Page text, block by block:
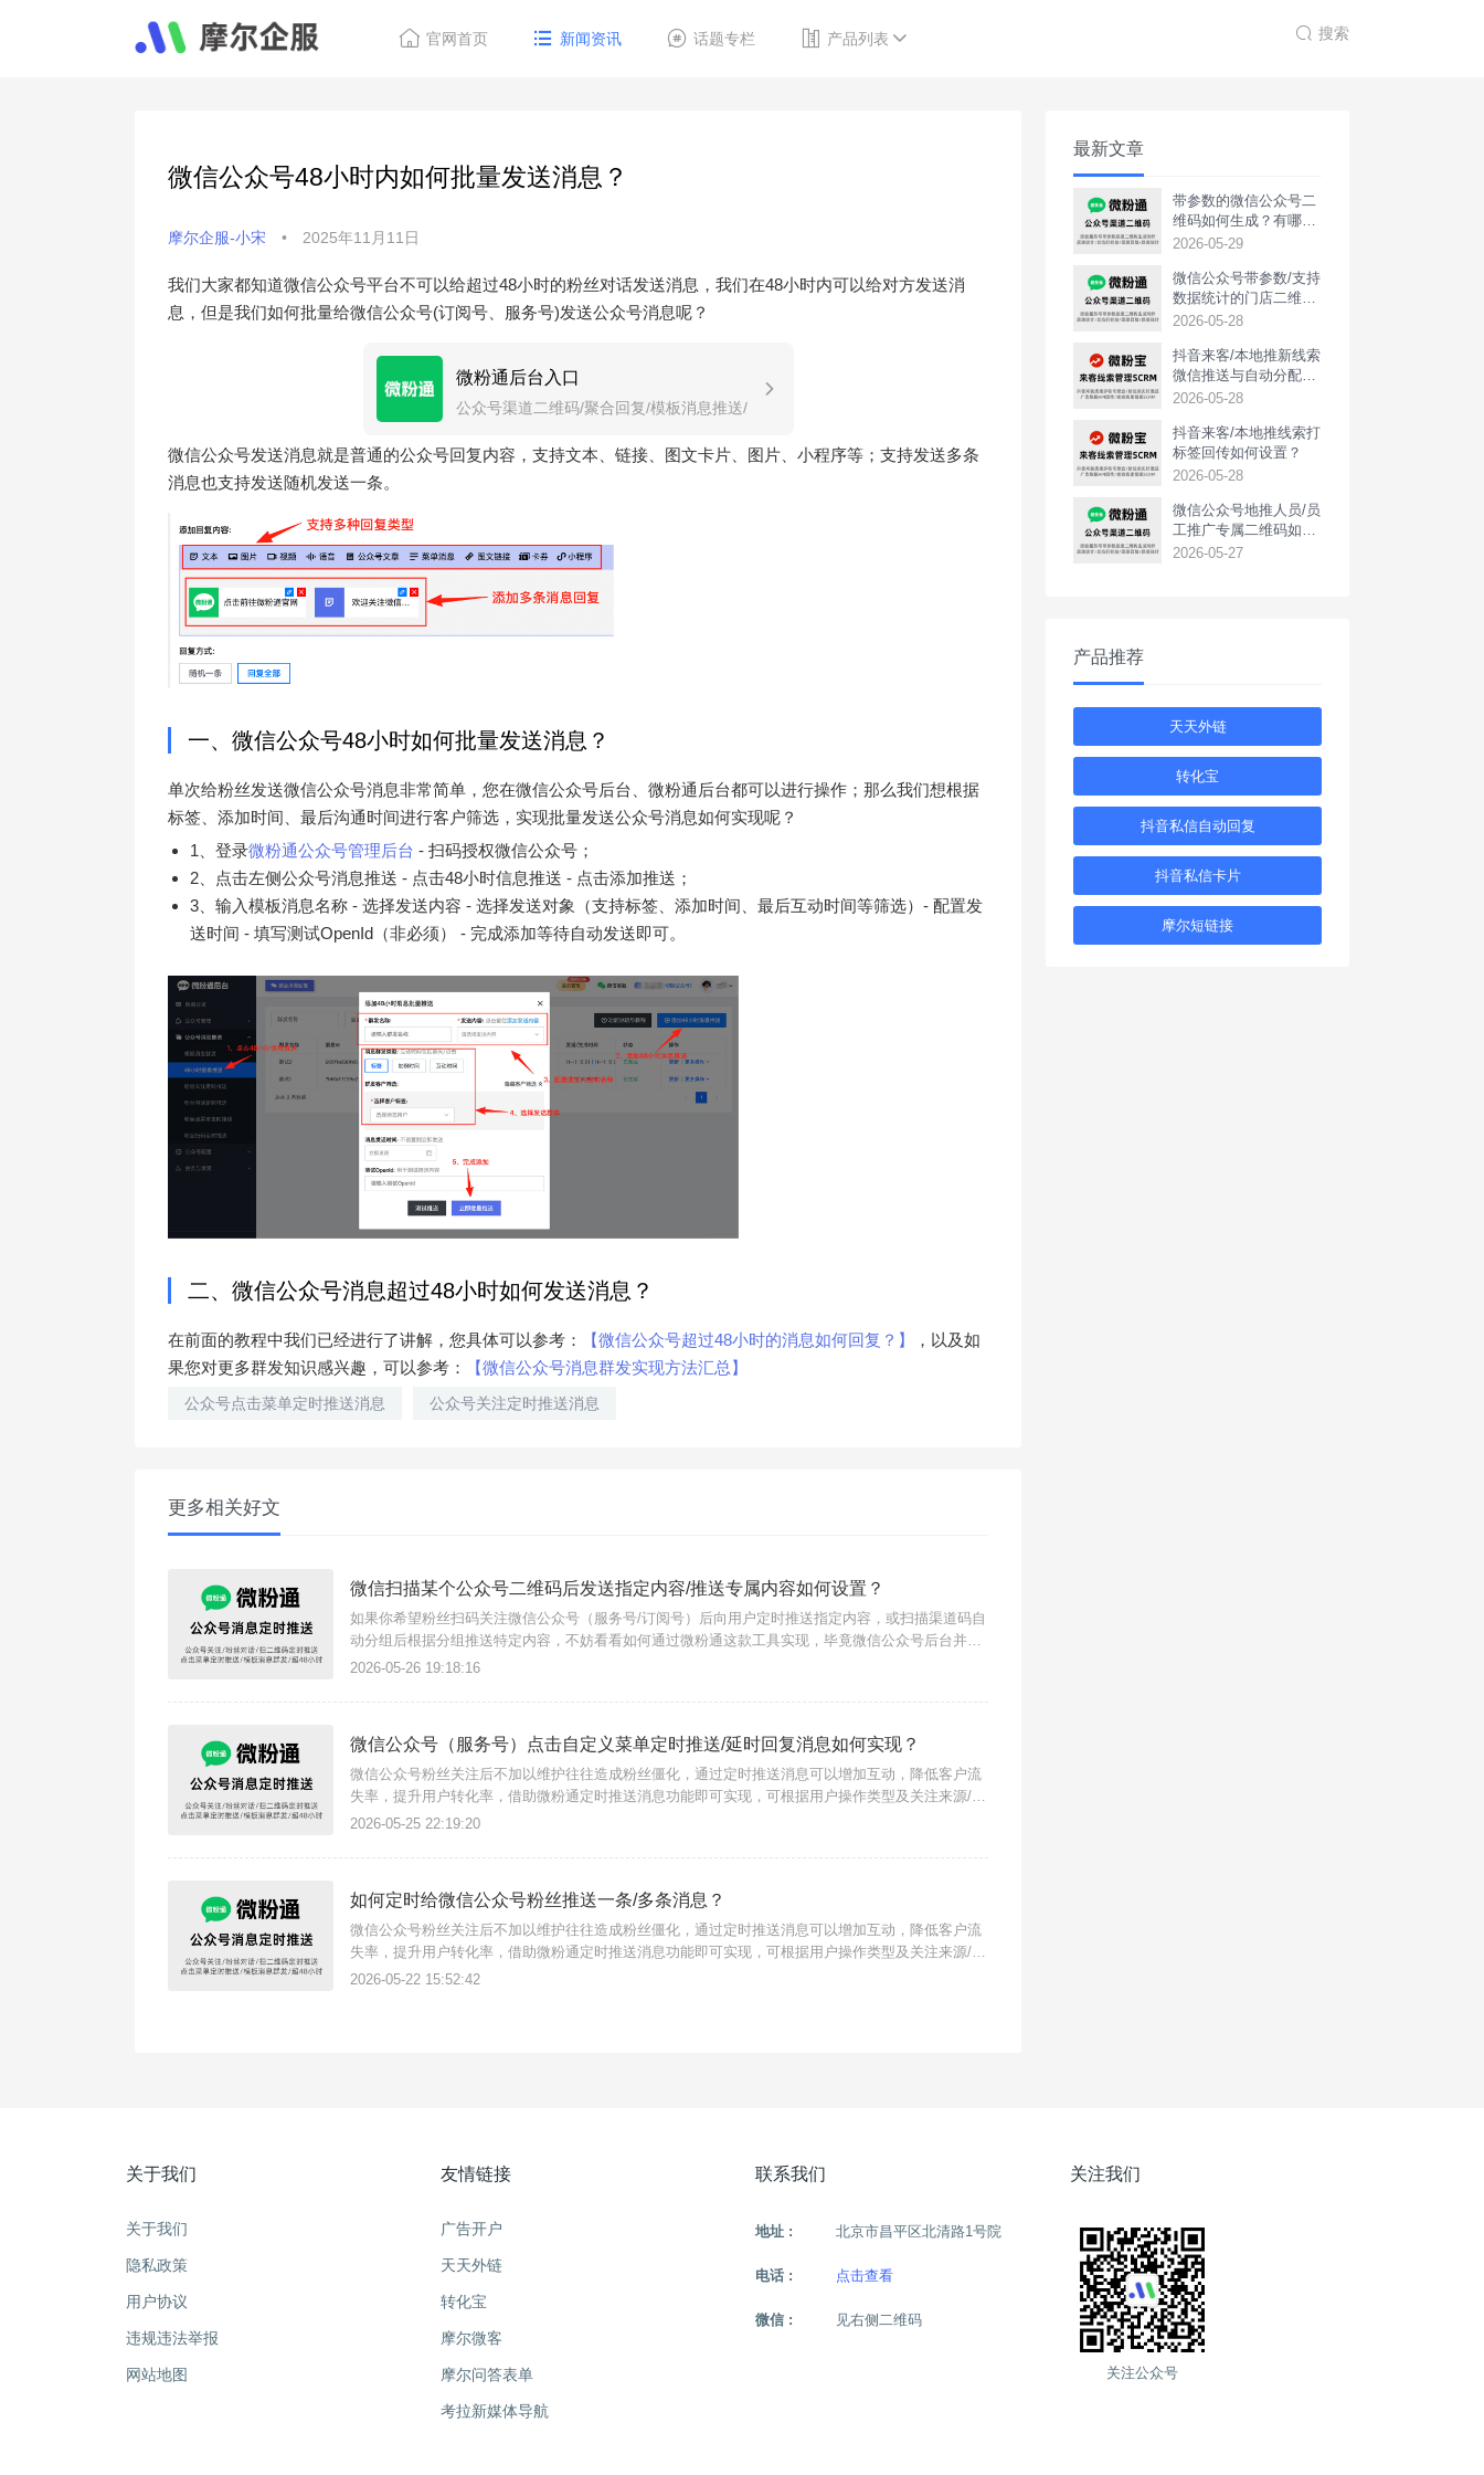
官网首页 新闻资讯 话题专栏 产品列表 搜索
微信公众号48小时内如何批量发送消息？
摩尔企服-小宋 • 2025年11月11日
我们大家都知道微信公众号平台不可以给超过48小时的粉丝对话发送消息，我们在48小时内可以给对方发送消
息，但是我们如何批量给微信公众号(订阅号、服务号)发送公众号消息呢？
微粉通后台入口
公众号渠道二维码/聚合回复/模板消息推送/
微信公众号发送消息就是普通的公众号回复内容，支持文本、链接、图文卡片、图片、小程序等；支持发送多条
消息也支持发送随机发送一条。
一、微信公众号48小时如何批量发送消息？
单次给粉丝发送微信公众号消息非常简单，您在微信公众号后台、微粉通后台都可以进行操作；那么我们想根据
标签、添加时间、最后沟通时间进行客户筛选，实现批量发送公众号消息如何实现呢？
1、登录微粉通公众号管理后台 - 扫码授权微信公众号；
2、点击左侧公众号消息推送 - 点击48小时信息推送 - 点击添加推送；
3、输入模板消息名称 - 选择发送内容 - 选择发送对象（支持标签、添加时间、最后互动时间等筛选）- 配置发
送时间 - 填写测试OpenId（非必须） - 完成添加等待自动发送即可。
二、微信公众号消息超过48小时如何发送消息？
在前面的教程中我们已经进行了讲解，您具体可以参考： 【微信公众号超过48小时的消息如何回复？】
，以及如
果您对更多群发知识感兴趣，可以参考：
【微信公众号消息群发实现方法汇总】
公众号点击菜单定时推送消息 公众号关注定时推送消息
更多相关好文
微信扫描某个公众号二维码后发送指定内容/推送专属内容如何设置？
如果你希望粉丝扫码关注微信公众号（服务号/订阅号）后向用户定时推送指定内容，或扫描渠道码自
动分组后根据分组推送特定内容，不妨看看如何通过微粉通这款工具实现，毕竟微信公众号后台并没
有扫码推送内容的功能，还是得借助工具来实现。粉丝扫某个二维码推送指定内容怎么配置？注册登
2026-05-26 19:18:16
微信公众号（服务号）点击自定义菜单定时推送/延时回复消息如何实现？
微信公众号粉丝关注后不加以维护往往造成粉丝僵化，通过定时推送消息可以增加互动，降低客户流
失率，提升用户转化率，借助微粉通定时推送消息功能即可实现，可根据用户操作类型及关注来源/标
签分组推送一条或多条消息，这种消息推送还不占用公众号消息群发次数。{微粉通}支持推送什么时
2026-05-25 22:19:20
如何定时给微信公众号粉丝推送一条/多条消息？
微信公众号粉丝关注后不加以维护往往造成粉丝僵化，通过定时推送消息可以增加互动，降低客户流
失率，提升用户转化率，借助微粉通定时推送消息功能即可实现，可根据用户操作类型及关注来源/标
签分组推送一条或多条消息，这种消息推送还不占用公众号消息群发次数。{微粉通}支持推送什么时
2026-05-22 15:52:42
最新文章
带参数的微信公众号二
维码如何生成？有哪些
用途？
2026-05-29
微信公众号带参数/支持
数据统计的门店二维码
如何生成？
2026-05-28
抖音来客/本地推新线索
微信推送与自动分配如
何实现？
2026-05-28
抖音来客/本地推线索打
标签回传如何设置？
2026-05-28
‌微信公众号地推人员/员
工推广专属二维码如何
生成？
2026-05-27
产品推荐
天天外链
转化宝
抖音私信自动回复
抖音私信卡片
摩尔短链接
关于我们
关于我们
隐私政策
用户协议
违规违法举报
网站地图
友情链接
广告开户
天天外链
转化宝
摩尔微客
摩尔问答表单
考拉新媒体导航
联系我们
地址 : 北京市昌平区北清路1号院
电话 : 点击查看
微信 : 见右侧二维码
关注我们
关注公众号